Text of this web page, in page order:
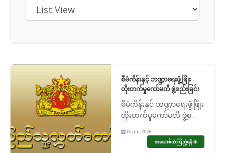
စီမံကိန်းနှင့် ဘဏ္ဍာရေးဖွံ့ဖြိုး
တိုးတက်မှုကော်မတီ ဖွဲ့စည်းခြင်း
စီမံကိန်းနှင့် ဘဏ္ဍာရေးဖွံ့ဖြိုး
တိုးတက်မှုကော်မတီ ဖွဲ့စည်း
16 Jun, 2026
အသေးစိတ်ကြည့်ရန်